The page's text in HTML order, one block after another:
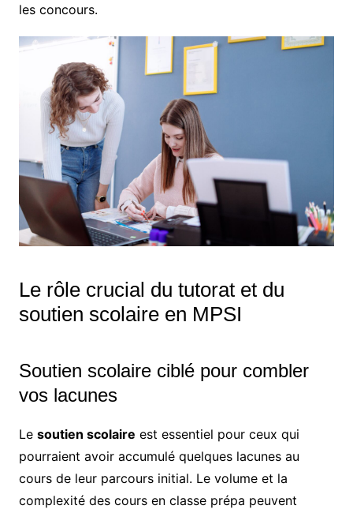
les concours.
Le rôle crucial du tutorat et du
soutien scolaire en MPSI
Soutien scolaire ciblé pour combler
vos lacunes
Le soutien scolaire est essentiel pour ceux qui
pourraient avoir accumulé quelques lacunes au
cours de leur parcours initial. Le volume et la
complexité des cours en classe prépa peuvent